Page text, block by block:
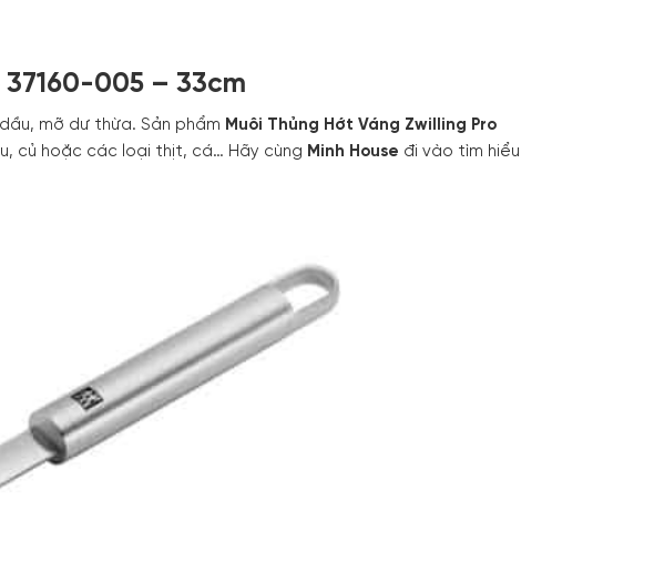
37160-005 – 33cm
mỡ dư thừa. Sản phẩm Muôi Thủng Hớt Váng Zwilling Pro
củ hoặc các loại thịt, cá… Hãy cùng Minh House đi vào tìm hiểu